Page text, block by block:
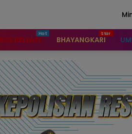
RELEASE BHAYANGKARI